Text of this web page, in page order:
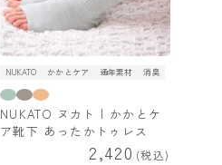
NUKATO かかとケア 通年素材 消臭
NUKATO ヌカト | かかとケ
ア靴下 あったかトゥレス
2,420 税込